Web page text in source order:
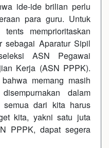
ide-ide brilian perlu
para guru. Untuk
memprioritaskan
sebagai Aparatur Sipil
ASN Pegawai
Kerja (ASN PPPK).
memang masih
dalam
dari kita harus
kita, yakni satu juta
PPPK, dapat segera